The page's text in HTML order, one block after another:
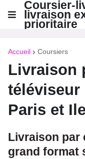
Coursier-
livraison
prioritaire
Accueil Coursiers
Livraison
téléviseur
Paris et
Livraison par
grand format